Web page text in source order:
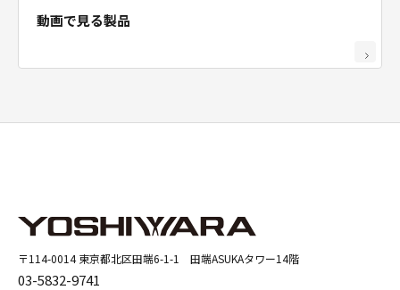
動画で見る製品
〒114-0014 東京都北区田端6-1-1 田端ASUKAタワー14階
03-5832-9741